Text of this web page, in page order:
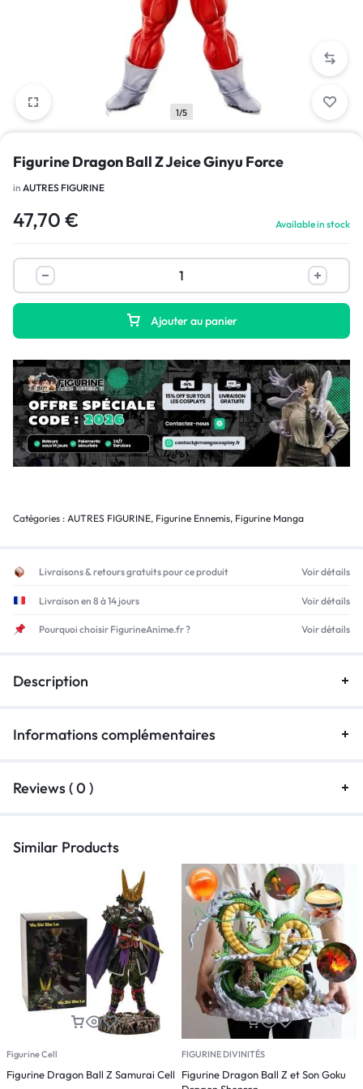
1/5
Figurine Dragon Ball Z Jeice Ginyu Force
in AUTRES FIGURINE
47,70 € Available in stock
Ajouter au panier
Catégories : AUTRES FIGURINE, Figurine Ennemis, Figurine Manga
Livraisons & retours gratuits pour ce produit Voir détails
Livraison en 8 à 14 jours Voir détails
Pourquoi choisir FigurineAnime.fr ? Voir détails
Description
Informations complémentaires
Reviews ( 0 )
Similar Products
Figurine Cell
Figurine Dragon Ball Z Samurai Cell
FIGURINE DIVINITÉS
Figurine Dragon Ball Z et Son Goku